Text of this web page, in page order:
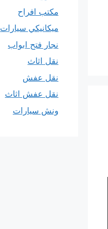
مكتب افراح
ميكانيكي سيارات
نجار فتح ابواب
نقل اثاث
نقل عفش
نقل عفش اثاث
ونش سيارات